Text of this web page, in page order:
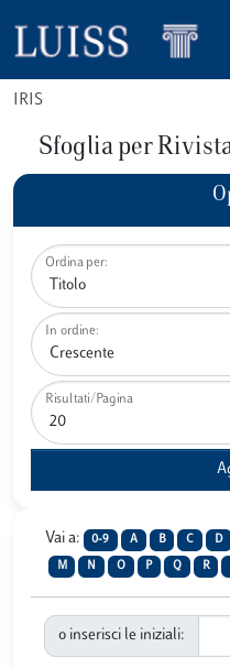
IRIS
Sfoglia per
Ordina per:
In ordine:
Risultati/Pagina
Vai a: 0-9 A B C D
M N O P Q R
o inserisci le iniziali: